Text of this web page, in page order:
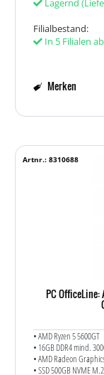
Lagernd
Filialbestand:
In 5 Filialen
Merken
PC OfficeLine:
• AMD Ryzen 5 5600GT
• 16GB DDR4 mind.
• AMD Radeon
• SSD 500GB NVME
Artnr.: 8310688